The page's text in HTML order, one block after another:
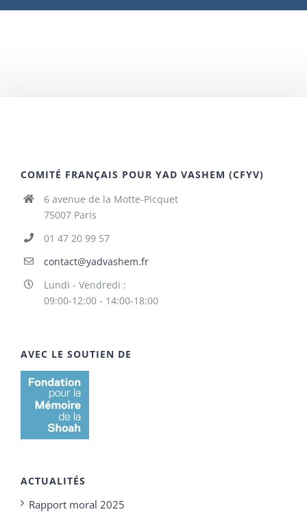
COMITÉ FRANÇAIS POUR YAD VASHEM (CFYV)
6 avenue de la Motte-Picquet
75007 Paris
01 47 20 99 57
contact@yadvashem.fr
Lundi - Vendredi :
09:00-12:00 - 14:00-18:00
AVEC LE SOUTIEN DE
ACTUALITÉS
Rapport moral 2025